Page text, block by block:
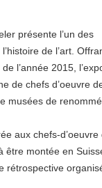
présente l’un des
de l’art.
l’année 2015,
de chefs d’oeuvre
musées de
aux chefs-d’oeuvre
être montée en
rétrospective